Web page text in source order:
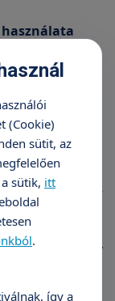
ekcémára
és
de minden
Az ekcéma
pihen egy
a beteg új
a bőrét.
(Cookie)
sütit, az
sütik, itt
.
így a